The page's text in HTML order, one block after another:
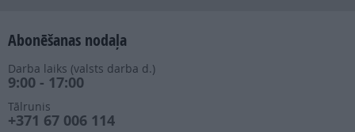
Abonēšanas nodaļa
Darba laiks (valsts darba d.)
9:00 - 17:00
Tālrunis
+371 67 006 114